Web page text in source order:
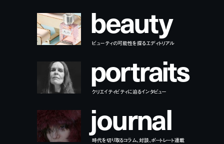
beauty
ビューティの可能性を探るエディトリアル
portraits
クリエイティビティに迫るインタビュー
journal
時代を切り取るコラム、対談、ポートレート連載